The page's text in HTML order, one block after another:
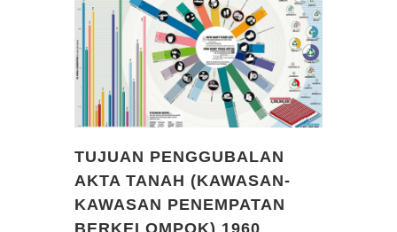
TUJUAN PENGGUBALAN
AKTA TANAH (KAWASAN-
KAWASAN PENEMPATAN
BERKELOMPOK) 1960